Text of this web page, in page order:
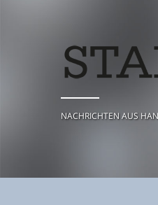
NACHRICHTEN AUS